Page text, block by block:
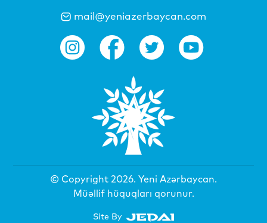
mail@yeniazerbaycan.com
© Copyright 2026. Yeni Azərbaycan.
Müəllif hüquqları qorunur.
Site By